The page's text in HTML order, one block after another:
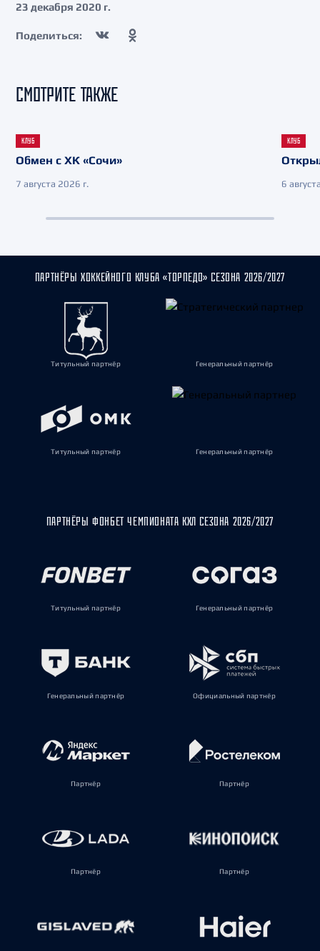
23 декабря 2020 г.
Поделиться:
СМОТРИТЕ ТАКЖЕ
КЛУБ
Обмен с ХК «Сочи»
7 августа 2026 г.
КЛУБ
6
ПАРТНЁРЫ ХОККЕЙНОГО КЛУБА «ТОРПЕДО» СЕЗОНА 2026/2027
Титульный партнёр Генеральный партнёр
Титульный партнёр Генеральный партнёр
ПАРТНЁРЫ ФОНБЕТ ЧЕМПИОНАТА КХЛ СЕЗОНА 2026/2027
Титульный партнёр Генеральный партнёр
Генеральный партнёр Официальный партнёр
Партнёр Партнёр
Партнёр Партнёр